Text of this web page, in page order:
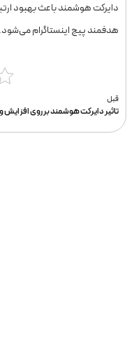
دایرکت هوشمند باعث بهبود
هدفمند پیج اینستاگرام می‌شود.
قبل